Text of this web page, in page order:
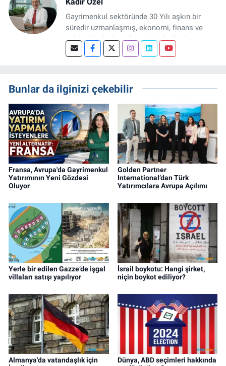
Gayrimenkul sektöründe 30 Yılı aşkın bir
süredir uzmanlaşmış, ekonomi, finans ve
şehircilik alanlarında güçlü bilgi birikimine
sahip, dijital medya odaklı deneyimli bir
projeleri üzerine haber, analiz ve özel
dosyalar hazırlama konusunda yetkinim.
Bunlar da ilginizi çekebilir
Fransa, Avrupa'da Gayrimenkul
Yatırımının Yeni Gözdesi
Oluyor
Golden Partner
International’dan Türk
Yatırımcılara Avrupa Açılımı
Yerle bir edilen Gazze’de işgal
villaları satışı yapılıyor
İsrail boykotu: Hangi şirket,
niçin boykot ediliyor?
Almanya'da vatandaşlık için
Dünya, ABD seçimleri hakkında